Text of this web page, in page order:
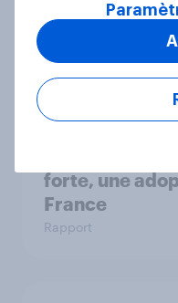
Fashion
Article
forte, une
France
Rapport